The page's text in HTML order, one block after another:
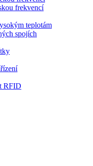
frekvencí
teplotám
spojích
RFID